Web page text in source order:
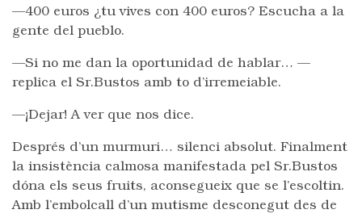
—400 euros ¿tu vives con 400 euros? Escucha a la
gente del pueblo.
—Si no me dan la oportunidad de hablar… —
replica el Sr.Bustos amb to d’irremeiable.
—¡Dejar! A ver que nos dice.
Després d’un murmuri… silenci absolut. Finalment
la insistència calmosa manifestada pel Sr.Bustos
dóna els seus fruits, aconsegueix que se l’escoltin.
Amb l’embolcall d’un mutisme desconegut des de